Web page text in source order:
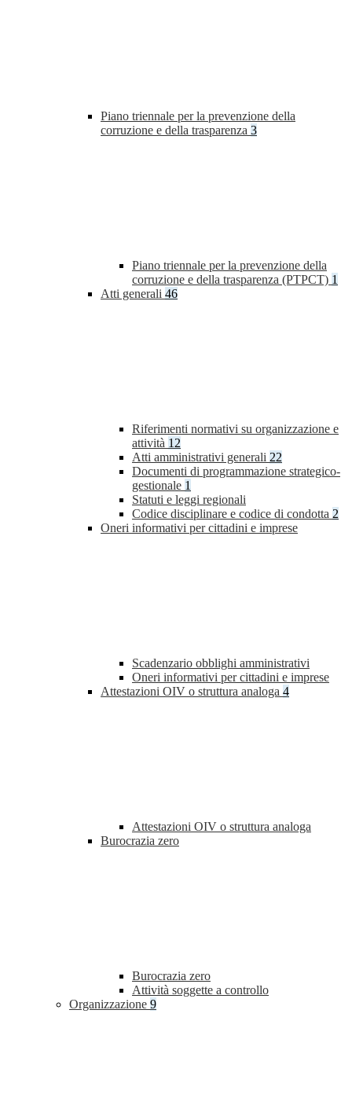
Piano triennale per la prevenzione della
corruzione e della trasparenza 3
Piano triennale per la prevenzione della
corruzione e della trasparenza (PTPCT) 1
Atti generali 46
Riferimenti normativi su organizzazione e
attività 12
Atti amministrativi generali 22
Documenti di programmazione strategico-
gestionale 1
Statuti e leggi regionali
Codice disciplinare e codice di condotta 2
Oneri informativi per cittadini e imprese
Scadenzario obblighi amministrativi
Oneri informativi per cittadini e imprese
Attestazioni OIV o struttura analoga 4
Attestazioni OIV o struttura analoga
Burocrazia zero
Burocrazia zero
Attività soggette a controllo
Organizzazione 9